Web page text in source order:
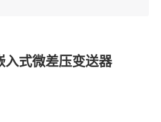
入式微差压变送器